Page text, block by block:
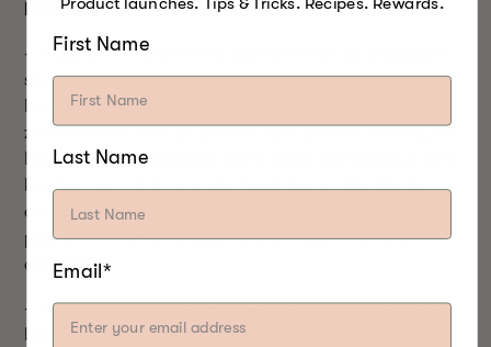
KIEZEN
– Bepaalde houtsoorten passen beter bij bepaalde
soorten voedselgroepen. Alder, Maple of onze
Pacific Blend passen bijvoorbeeld heel goed bij
zeevruchten. Aan de andere kant passen Hickory en
Mesquite goed bij rood vlees. Bepaalde houtsoorten
kunnen een intense rooksmaak geven die, als ze
overdreven wordt, het gerecht kan overweldigen in
plaats van een heerlijke, houtachtige smaak te
creëren.
- Was je handen! Als je dit weekend de grillmeester
bent en indruk wilt maken op je goede familie en
First Name
Last Name
Email*